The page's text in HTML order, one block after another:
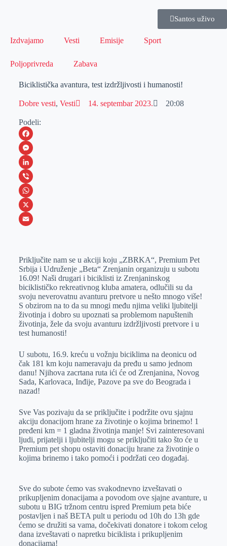
Santos uživo
Izdvajamo Vesti Emisije Sport
Poljoprivreda Zabava
Biciklistička avantura, test izdržljivosti i humanosti!
Dobre vesti, Vesti 14. septembar 2023. 20:08
Podeli:
F
a
c
e
b
o
M
e
s
s
e
e
r
L
i
n
k
I
n
V
i
b
W
h
s
A
p
p
X
a
i
l
Priključite nam se u akciji koju „ZBRKA“, Premium Pet
Srbija i Udruženje „Beta“ Zrenjanin organizuju u subotu
16.09! Naši drugari i biciklisti iz Zrenjaninskog
biciklističko rekreativnog kluba amatera, odlučili su da
svoju neverovatnu avanturu pretvore u nešto mnogo više!
S obzirom na to da su mnogi među njima veliki ljubitelji
životinja i dobro su upoznati sa problemom napuštenih
životinja, žele da svoju avanturu izdržljivosti pretvore i u
test humanosti!
U subotu, 16.9. kreću u vožnju biciklima na deonicu od
čak 181 km koju nameravaju da pređu u samo jednom
danu! Njihova zacrtana ruta ići će od Zrenjanina, Novog
Sada, Karlovaca, Inđije, Pazove pa sve do Beograda i
nazad!
Sve Vas pozivaju da se priključite i podržite ovu sjajnu
akciju donacijom hrane za životinje o kojima brinemo! 1
pređeni km = 1 gladna životinja manje! Svi zainteresovani
ljudi, prijatelji i ljubitelji mogu se priključiti tako što će u
Premium pet shopu ostaviti donaciju hrane za životinje o
kojima brinemo i tako pomoći i podržati ceo događaj.
Sve do subote ćemo vas svakodnevno izveštavati o
prikupljenim donacijama a povodom ove sjajne avanture, u
subotu u BIG tržnom centru ispred Premium peta biće
postavljen i naš BETA pult u periodu od 10h do 13h gde
ćemo se družiti sa vama, dočekivati donatore i tokom celog
dana izveštavati o napretku biciklista i prikupljenim
donacijama!